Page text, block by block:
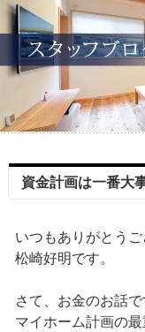
資金計画は一番大
いつもありがとうご
松崎好明です。
さて、お金のお話で
マイホーム計画の最